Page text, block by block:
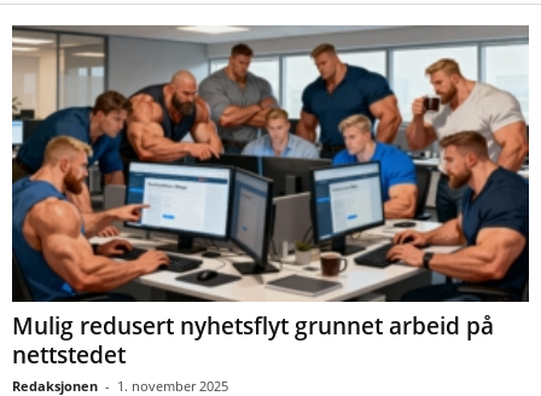
Mulig redusert nyhetsflyt grunnet arbeid på
nettstedet
Redaksjonen - 1. november 2025